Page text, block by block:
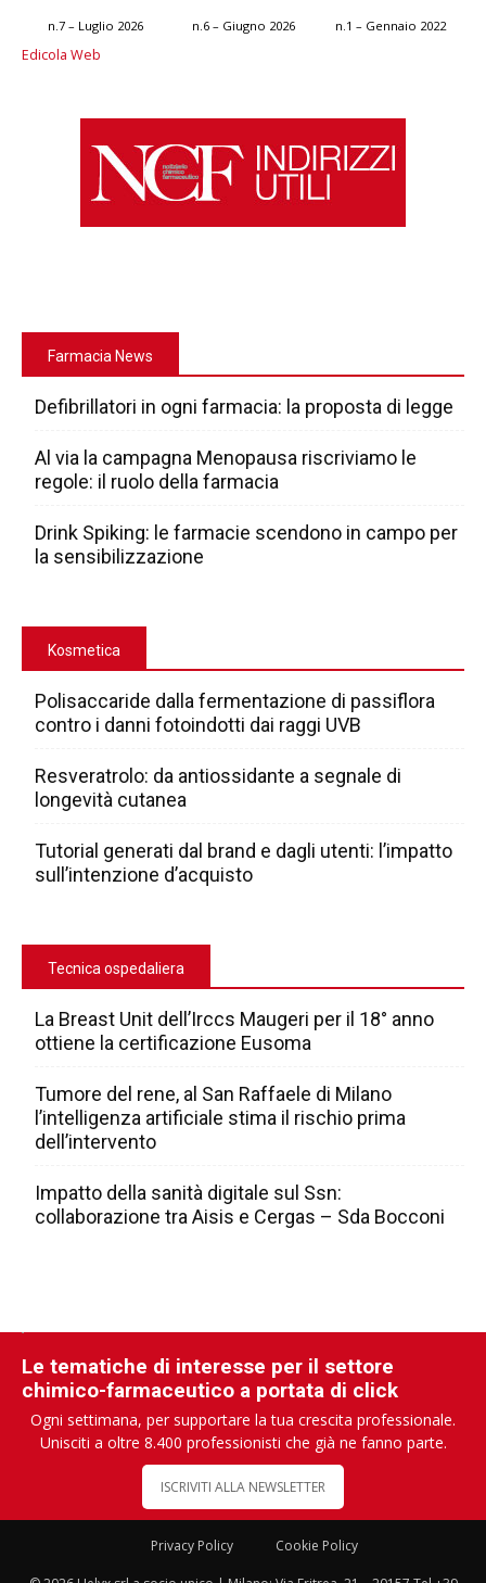
n.7 – Luglio 2026 n.6 – Giugno 2026 n.1 – Gennaio 2022
Edicola Web
Farmacia News
Defibrillatori in ogni farmacia: la proposta di legge
Al via la campagna Menopausa riscriviamo le
regole: il ruolo della farmacia
Drink Spiking: le farmacie scendono in campo per
la sensibilizzazione
Kosmetica
Polisaccaride dalla fermentazione di passiflora
contro i danni fotoindotti dai raggi UVB
Resveratrolo: da antiossidante a segnale di
longevità cutanea
Tutorial generati dal brand e dagli utenti: l’impatto
sull’intenzione d’acquisto
Tecnica ospedaliera
La Breast Unit dell’Irccs Maugeri per il 18° anno
ottiene la certificazione Eusoma
Tumore del rene, al San Raffaele di Milano
l’intelligenza artificiale stima il rischio prima
dell’intervento
Impatto della sanità digitale sul Ssn:
collaborazione tra Aisis e Cergas – Sda Bocconi
Le tematiche di interesse per il settore
chimico-farmaceutico a portata di click
Ogni settimana, per supportare la tua crescita professionale.
Unisciti a oltre 8.400 professionisti che già ne fanno parte.
ISCRIVITI ALLA NEWSLETTER
Privacy Policy Cookie Policy